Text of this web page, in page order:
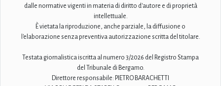
dalle normative vigenti in materia di diritto d'autore e di proprietà
intellettuale.
È vietata la riproduzione, anche parziale, la diffusione o
l'elaborazione senza preventiva autorizzazione scritta del titolare.
Testata giornalistica iscritta al numero 3/2026 del Registro Stampa
del Tribunale di Bergamo.
Direttore responsabile: PIETRO BARACHETTI